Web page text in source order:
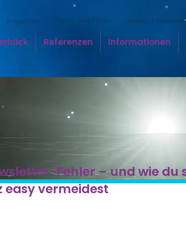
Blogartikel Tipps und Tricks speedi´s
Referenzen Informationen
Fehler – und wie du
easy vermeidest